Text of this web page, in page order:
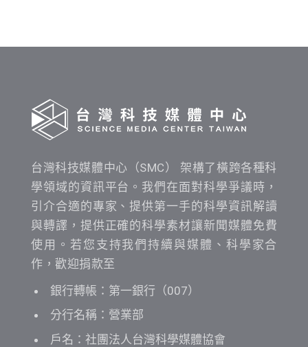
台灣科技媒體中心（SMC） 架構了橫跨各種科
學領域的資訊平台。我們在面對科學爭議時，
引介合適的專家、提供第一手的科學資訊解讀
與轉譯，提供正確的科學素材讓新聞媒體免費
使用。若您支持我們持續與媒體、科學家合
作，歡迎捐款至
銀行轉帳：第一銀行（007）
分行名稱：營業部
戶名：社團法人台灣科學媒體協會